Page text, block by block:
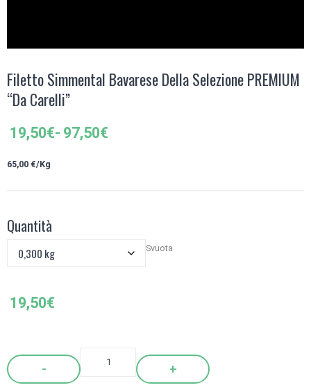
Filetto Simmental Bavarese Della Selezione PREMIUM
“Da Carelli”
19,50€- 97,50€
Fascia
prezzo:
97,50€
65,00 €/Kg
Quantità
Svuota
19,50€
Quantity